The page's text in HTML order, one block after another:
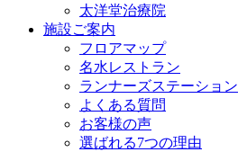
太洋堂治療院
施設ご案内
フロアマップ
名水レストラン
ランナーズステーション
よくある質問
お客様の声
選ばれる7つの理由